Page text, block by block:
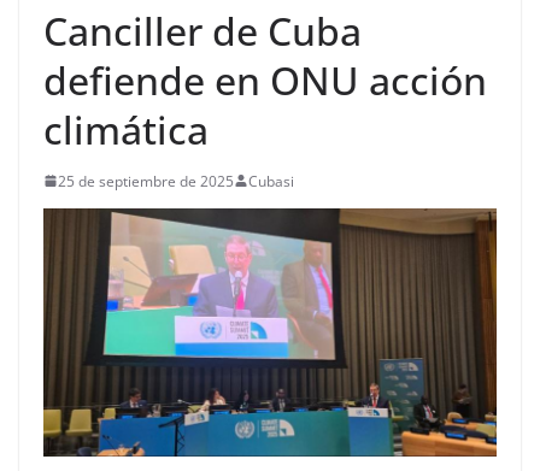
Canciller de Cuba
defiende en ONU acción
climática
25 de septiembre de 2025 Cubasi